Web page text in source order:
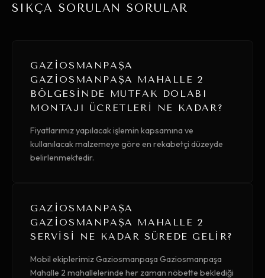
SIKÇA SORULAN SORULAR
GAZIOSMANPAŞA
GAZIOSMANPAŞA MAHALLE 2
BÖLGESINDE MUTFAK DOLABI
MONTAJI ÜCRETLERI NE KADAR?
Fiyatlarımız yapılacak işlemin kapsamına ve
kullanılacak malzemeye göre en rekabetçi düzeyde
belirlenmektedir.
GAZIOSMANPAŞA
GAZIOSMANPAŞA MAHALLE 2
SERVISI NE KADAR SÜREDE GELIR?
Mobil ekiplerimiz Gaziosmanpaşa Gaziosmanpaşa
Mahalle 2 mahallelerinde her zaman nöbette beklediği